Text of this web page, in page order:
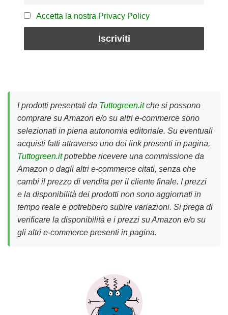
Accetta la nostra Privacy Policy
I prodotti presentati da Tuttogreen.itche si possono
comprare su Amazon e/o su altri e-commerce sono
selezionati in piena autonomia editoriale. Su eventuali
acquisti fatti attraverso uno dei link presenti in pagina,
Tuttogreen.itpotrebbe ricevere una commissione da
Amazon o dagli altri e-commerce citati, senza che
cambi il prezzo di vendita per il cliente finale. I prezzi
e la disponibilità dei prodotti non sono aggiornati in
tempo reale e potrebbero subire variazioni. Si prega di
verificare la disponibilità e i prezzi su Amazon e/o su
gli altri e-commerce presenti in pagina.